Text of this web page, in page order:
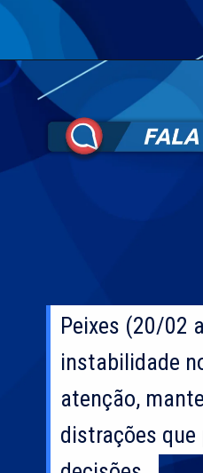
Peixes (20/02
instabilidade
atenção,
distrações que
Peixes (20/02
instabilidade
atenção,
distrações que